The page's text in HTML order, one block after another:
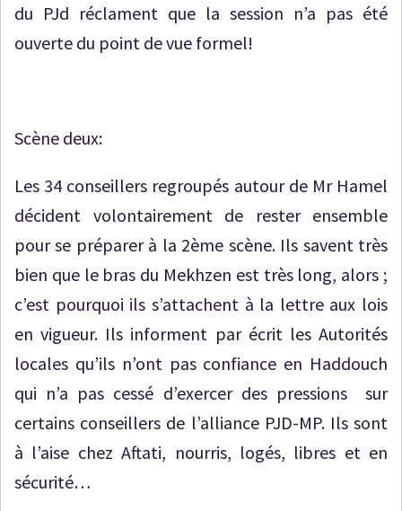
du PJd réclament que la session n’a pas été
ouverte du point de vue formel!
Scène deux:
Les 34 conseillers regroupés autour de Mr Hamel
décident volontairement de rester ensemble
pour se préparer à la 2ème scène. Ils savent très
bien que le bras du Mekhzen est très long, alors ;
c’est pourquoi ils s’attachent à la lettre aux lois
en vigueur. Ils informent par écrit les Autorités
locales qu’ils n’ont pas confiance en Haddouch
qui n’a pas cessé d’exercer des pressions sur
certains conseillers de l’alliance PJD-MP. Ils sont
à l’aise chez Aftati, nourris, logés, libres et en
sécurité…